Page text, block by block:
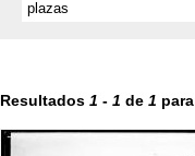
Resultados 1 - 1 de 1 para